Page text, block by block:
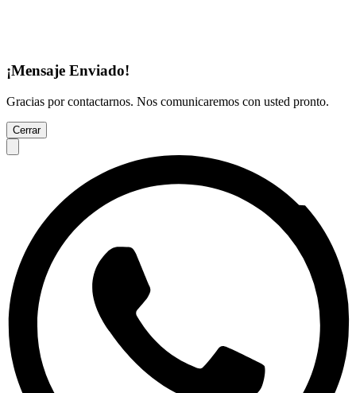
¡Mensaje Enviado!
Gracias por contactarnos. Nos comunicaremos con usted pronto.
Cerrar